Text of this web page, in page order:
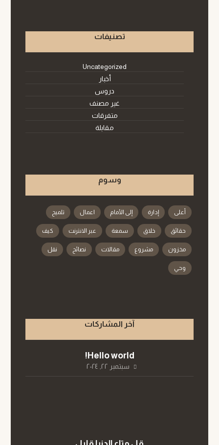
تصنيفات
Uncategorized
أخبار
دروس
غير مصنف
متفرقات
مقابلة
وسوم
أعلى إدارة إلى الأمام اعمال تلميح
حقائق خلاق سمعة عبر الانترنت كيف
مخزون مشروع مقالات نصائح نقل
وحي
آخر المشاركات
Hello world!
سبتمبر ٢٢, ٢٠٢٤